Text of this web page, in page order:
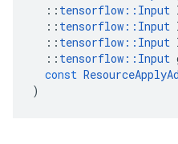
:: tensorflow :: Input
:: tensorflow :: Input
:: tensorflow :: Input
:: tensorflow :: Input
const
)